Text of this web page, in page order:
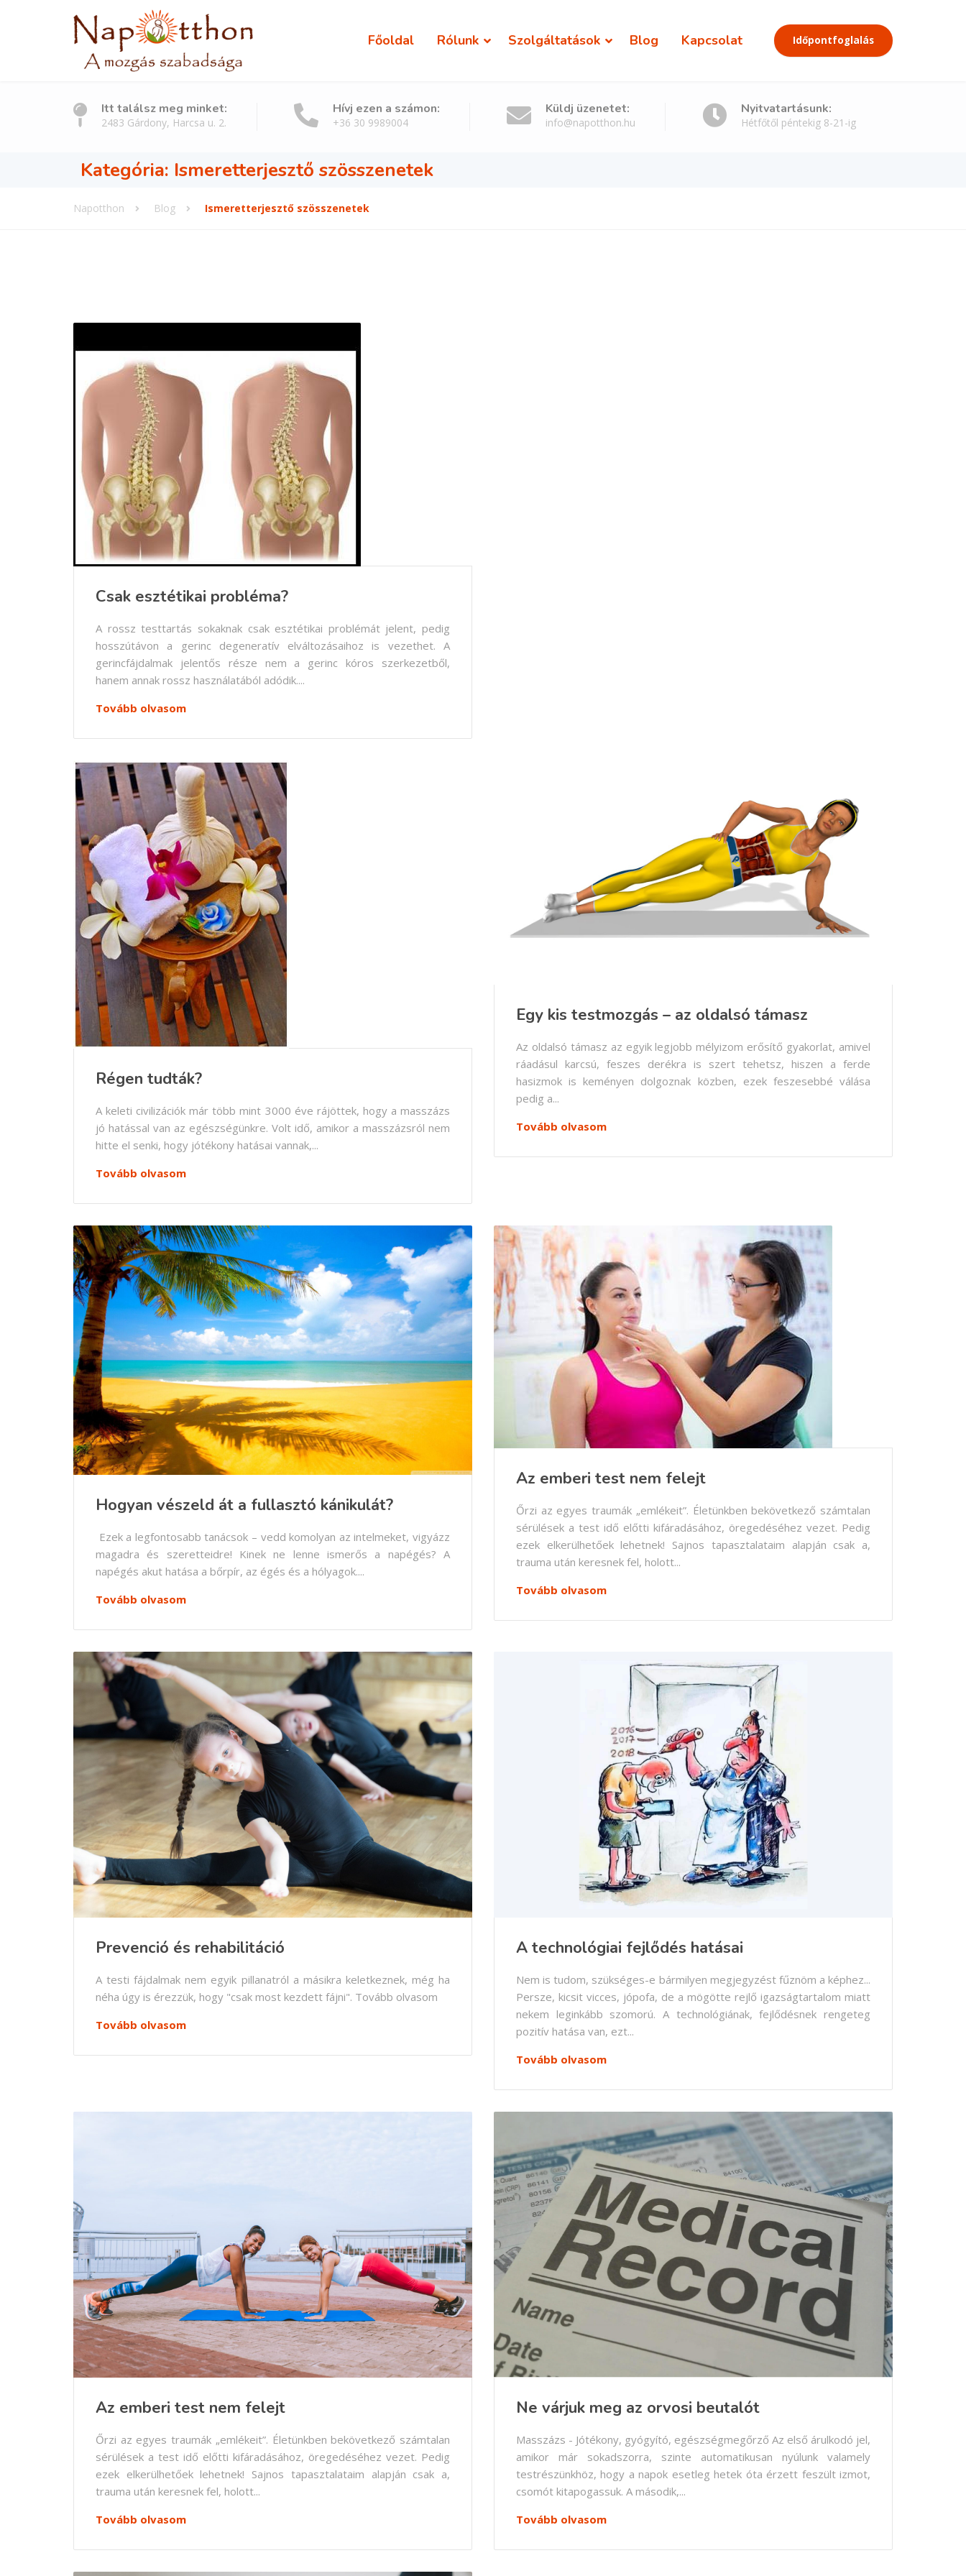
Főoldal Rólunk Szolgáltatások Blog Kapcsolat Időpontfoglalás
Itt találsz meg minket:
2483 Gárdony, Harcsa u. 2.
Hívj ezen a számon:
+36 30 9989004
Küldj üzenetet:
info@napotthon.hu
Nyitvatartásunk:
Hétfőtől péntekig 8-21-ig
Kategória: Ismeretterjesztő szösszenetek
Napotthon Blog Ismeretterjesztő szösszenetek
Csak esztétikai probléma?
A rossz testtartás sokaknak csak esztétikai problémát jelent, pedig
hosszútávon a gerinc degeneratív elváltozásaihoz is vezethet. A
gerincfájdalmak jelentős része nem a gerinc kóros szerkezetből,
hanem annak rossz használatából adódik....
Tovább olvasom
Régen tudták?
A keleti civilizációk már több mint 3000 éve rájöttek, hogy a masszázs
jó hatással van az egészségünkre. Volt idő, amikor a masszázsról nem
hitte el senki, hogy jótékony hatásai vannak,...
Tovább olvasom
Egy kis testmozgás – az oldalsó támasz
Az oldalsó támasz az egyik legjobb mélyizom erősítő gyakorlat, amivel
ráadásul karcsú, feszes derékra is szert tehetsz, hiszen a ferde
hasizmok is keményen dolgoznak közben, ezek feszesebbé válása
pedig a...
Tovább olvasom
Hogyan vészeld át a fullasztó kánikulát?
Ezek a legfontosabb tanácsok – vedd komolyan az intelmeket, vigyázz
magadra és szeretteidre! Kinek ne lenne ismerős a napégés? A
napégés akut hatása a bőrpír, az égés és a hólyagok....
Tovább olvasom
Az emberi test nem felejt
Őrzi az egyes traumák „emlékeit”. Életünkben bekövetkező számtalan
sérülések a test idő előtti kifáradásához, öregedéséhez vezet. Pedig
ezek elkerülhetőek lehetnek! Sajnos tapasztalataim alapján csak a,
trauma után keresnek fel, holott...
Tovább olvasom
Prevenció és rehabilitáció
A testi fájdalmak nem egyik pillanatról a másikra keletkeznek, még ha
néha úgy is érezzük, hogy "csak most kezdett fájni". Tovább olvasom
Tovább olvasom
A technológiai fejlődés hatásai
Nem is tudom, szükséges-e bármilyen megjegyzést fűznöm a képhez...
Persze, kicsit vicces, jópofa, de a mögötte rejlő igazságtartalom miatt
nekem leginkább szomorú. A technológiának, fejlődésnek rengeteg
pozitív hatása van, ezt...
Tovább olvasom
Az emberi test nem felejt
Őrzi az egyes traumák „emlékeit”. Életünkben bekövetkező számtalan
sérülések a test idő előtti kifáradásához, öregedéséhez vezet. Pedig
ezek elkerülhetőek lehetnek! Sajnos tapasztalataim alapján csak a,
trauma után keresnek fel, holott...
Tovább olvasom
Ne várjuk meg az orvosi beutalót
Masszázs - Jótékony, gyógyító, egészségmegőrző Az első árulkodó jel,
amikor már sokadszorra, szinte automatikusan nyúlunk valamely
testrészünkhöz, hogy a napok esetleg hetek óta érzett feszült izmot,
csomót kitapogassuk. A második,...
Tovább olvasom